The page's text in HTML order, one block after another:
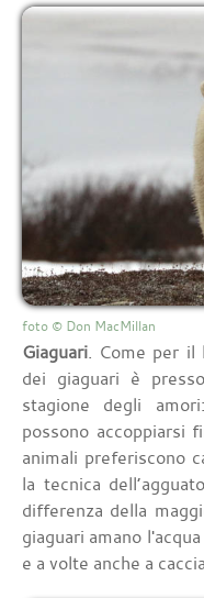
foto © Don MacMillan
Giaguari. Come per il
dei giaguari è
stagione degli
possono accoppiarsi
animali preferiscono
la tecnica
differenza della
giaguari amano
e a volte anche a